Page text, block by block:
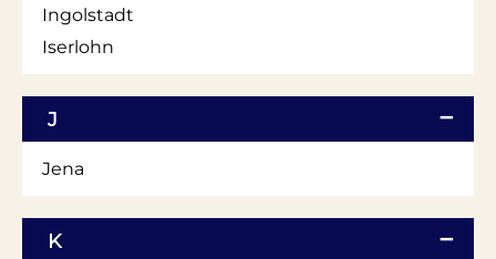
Ingolstadt
Iserlohn
J
Jena
K